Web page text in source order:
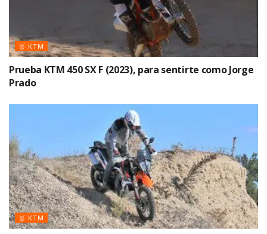
🥇 KTM
Prueba KTM 450 SX F (2023), para sentirte como Jorge
Prado
🥇 KTM